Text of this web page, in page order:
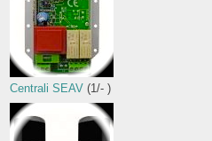
Centrali SEAV (1/- )